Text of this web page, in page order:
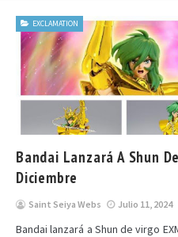
EXCLAMATION
Bandai Lanzará A Shun
Diciembre
Saint Seiya Webs Julio 11, 2024
Bandai lanzará a Shun de virgo